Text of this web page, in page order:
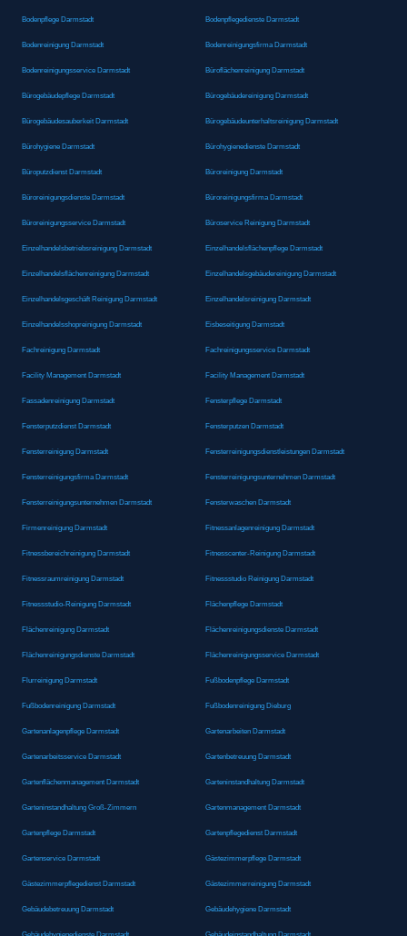
Bodenpflege Darmstadt Bodenpflegedienste Darmstadt
Bodenreinigung Darmstadt Bodenreinigungsfirma Darmstadt
Bodenreinigungsservice Darmstadt Büroflächenreinigung Darmstadt
Bürogebäudepflege Darmstadt Bürogebäudereinigung Darmstadt
Bürogebäudesauberkeit Darmstadt Bürogebäudeunterhaltsreinigung Darmstadt
Bürohygiene Darmstadt Bürohygienedienste Darmstadt
Büroputzdienst Darmstadt Büroreinigung Darmstadt
Büroreinigungsdienste Darmstadt Büroreinigungsfirma Darmstadt
Büroreinigungsservice Darmstadt Büroservice Reinigung Darmstadt
Einzelhandelsbetriebsreinigung Darmstadt Einzelhandelsflächenpflege Darmstadt
Einzelhandelsflächenreinigung Darmstadt Einzelhandelsgebäudereinigung Darmstadt
Einzelhandelsgeschäft Reinigung Darmstadt Einzelhandelsreinigung Darmstadt
Einzelhandelsshopreinigung Darmstadt Eisbeseitigung Darmstadt
Fachreinigung Darmstadt Fachreinigungsservice Darmstadt
Facility Management Darmstadt Facility Management Darmstadt
Fassadenreinigung Darmstadt Fensterpflege Darmstadt
Fensterputzdienst Darmstadt Fensterputzen Darmstadt
Fensterreinigung Darmstadt Fensterreinigungsdienstleistungen Darmstadt
Fensterreinigungsfirma Darmstadt Fensterreinigungsunternehmen Darmstadt
Fensterreinigungsunternehmen Darmstadt Fensterwaschen Darmstadt
Firmenreinigung Darmstadt Fitnessanlagenreinigung Darmstadt
Fitnessbereichreinigung Darmstadt Fitnesscenter-Reinigung Darmstadt
Fitnessraumreinigung Darmstadt Fitnessstudio Reinigung Darmstadt
Fitnessstudio-Reinigung Darmstadt Flächenpflege Darmstadt
Flächenreinigung Darmstadt Flächenreinigungsdienste Darmstadt
Flächenreinigungsdienste Darmstadt Flächenreinigungsservice Darmstadt
Flurreinigung Darmstadt Fußbodenpflege Darmstadt
Fußbodenreinigung Darmstadt Fußbodenreinigung Dieburg
Gartenanlagenpflege Darmstadt Gartenarbeiten Darmstadt
Gartenarbeitsservice Darmstadt Gartenbetreuung Darmstadt
Gartenflächenmanagement Darmstadt Garteninstandhaltung Darmstadt
Garteninstandhaltung Groß-Zimmern Gartenmanagement Darmstadt
Gartenpflege Darmstadt Gartenpflegedienst Darmstadt
Gartenservice Darmstadt Gästezimmerpflege Darmstadt
Gästezimmerpflegedienst Darmstadt Gästezimmerreinigung Darmstadt
Gebäudebetreuung Darmstadt Gebäudehygiene Darmstadt